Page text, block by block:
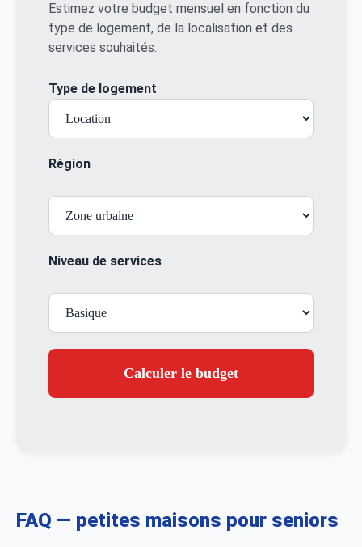
Estimez votre budget mensuel en fonction du
type de logement, de la localisation et des
services souhaités.
Type de logement
Région
Niveau de services
Calculer le budget
FAQ — petites maisons pour seniors